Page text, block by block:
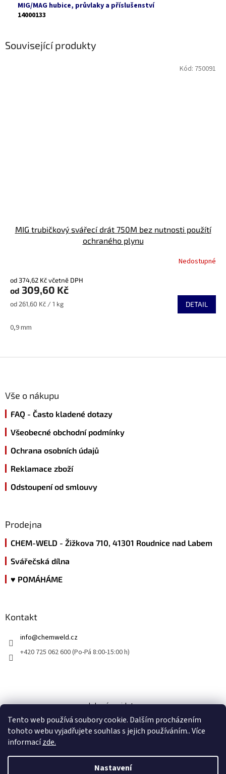
Tento web používá soubory cookie. Dalším procházením
tohoto webu vyjadřujete souhlas s jejich používáním.. Více
informacízde.
Nastavení
MIG/MAG hubice, průvlaky a příslušenství
14000133
Související produkty
MIG trubičkový svářecí drát 750M bez nutnosti použítí
ochraného plynu
produktu
je
4,6
hvězdiček.
Nedostupné
od 374,62 Kč včetně DPH
od 309,60 Kč
Měrná
od 261,60 Kč / 1 kg DETAIL
0,9 mm
Kód: 750091
Vše o nákupu
FAQ - Často kladené dotazy
Všeobecné obchodní podmínky
Ochrana osobních údajů
Reklamace zboží
Odstoupení od smlouvy
Prodejna
CHEM-WELD - Žižkova 710, 41301 Roudnice nad Labem
Svářečská dílna
♥ POMÁHÁME
Kontakt
info@chemweld.cz
+420 725 062 600 (Po-Pá 8:00-15:00 h)
kde nás najdete
Vytvořil Shoptet